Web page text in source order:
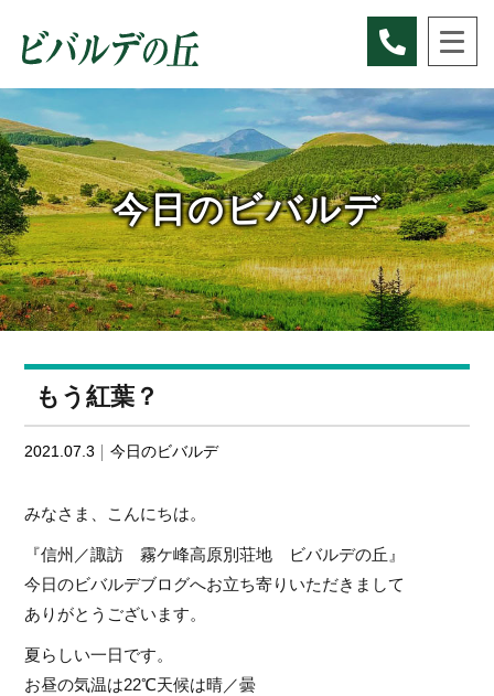
今日のビバルデ
もう紅葉？
2021.07.3 今日のビバルデ
みなさま、こんにちは。
『信州／諏訪 霧ケ峰高原別荘地 ビバルデの丘』
今日のビバルデブログへお立ち寄りいただきまして
ありがとうございます。
夏らしい一日です。
お昼の気温は22℃天候は晴／曇